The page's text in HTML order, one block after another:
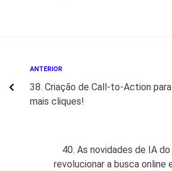
ANTERIOR
38. Criação de Call-to-Action
mais cliques!
40. As novidades de IA
revolucionar a busca online